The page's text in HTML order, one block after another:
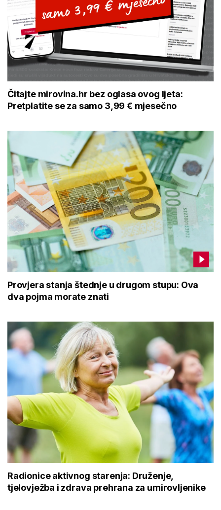
Čitajte mirovina.hr bez oglasa ovog ljeta:
Pretplatite se za samo 3,99 € mjesečno
Provjera stanja štednje u drugom stupu: Ova
dva pojma morate znati
Radionice aktivnog starenja: Druženje,
tjelovježba i zdrava prehrana za umirovljenike